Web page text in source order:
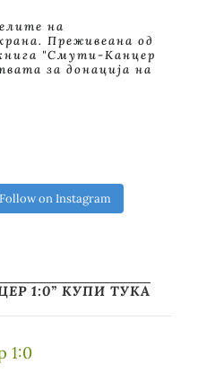
на
Преживеана од
"Смути-Канцер
за донација на
Follow on Instagram
1:0” КУПИ ТУКА